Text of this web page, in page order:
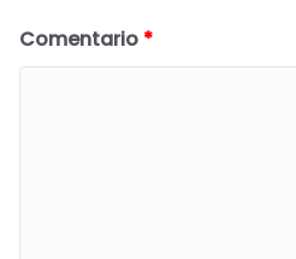
Comentario *